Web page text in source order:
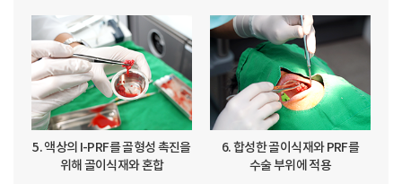
5. 액상의 I-PRF를 골형성 촉진을
위해 골이식재와 혼합
6. 합성한 골이식재와 PRF를
수술 부위에 적용